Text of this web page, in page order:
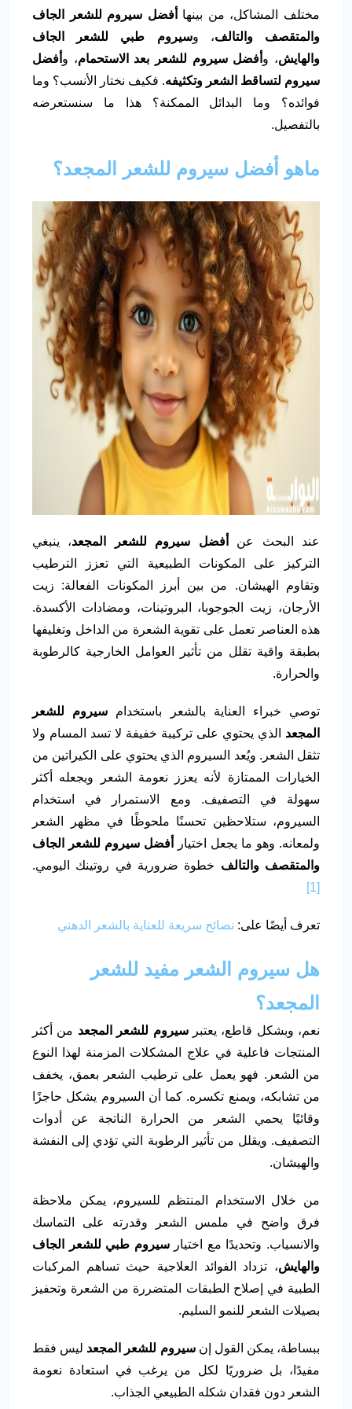
مختلف المشاكل، من بينها
أفضل سيروم للشعر الجاف
والمتقصف والتالف، وسيروم طبي للشعر الجاف
والهايش، و أفضل سيروم للشعر بعد الاستحمام، و أفضل
سيروم لتساقط الشعر وتكثيفه. فكيف نختار الأنسب؟ وما
فوائده؟ وما البدائل الممكنة؟ هذا ما سنستعرضه
بالتفصيل.
ماهو أفضل سيروم للشعر المجعد؟
عند البحث عن أفضل سيروم للشعر المجعد، ينبغي
التركيز على المكونات الطبيعية التي تعزز الترطيب
وتقاوم الهيشان. من بين أبرز المكونات الفعالة: زيت
الأرجان، زيت الجوجوبا، البروتينات، ومضادات الأكسدة.
هذه العناصر تعمل على تقوية الشعرة من الداخل وتغليفها
بطبقة واقية تقلل من تأثير العوامل الخارجية كالرطوبة
والحرارة.
توصي خبراء العناية بالشعر باستخدام سيروم للشعر
المجعد الذي يحتوي على تركيبة خفيفة لا تسد المسام ولا
تثقل الشعر. ويُعد السيروم الذي يحتوي على الكيراتين من
الخيارات الممتازة لأنه يعزز نعومة الشعر ويجعله أكثر
سهولة في التصفيف. ومع الاستمرار في استخدام
السيروم، ستلاحظين تحسنًا ملحوظًا في مظهر الشعر
ولمعانه. وهو ما يجعل اختيار
أفضل سيروم للشعر الجاف
والمتقصف والتالف خطوة ضرورية في روتينك اليومي.
[1]
تعرف أيضًا على: نصائح سريعة للعناية بالشعر الدهني
هل سيروم الشعر مفيد للشعر
المجعد؟
نعم، وبشكل قاطع، يعتبرسيروم للشعر المجعد من أكثر
المنتجات فاعلية في علاج المشكلات المزمنة لهذا النوع
من الشعر. فهو يعمل على ترطيب الشعر بعمق، يخفف
من تشابكه، ويمنع تكسره. كما أن السيروم يشكل حاجزًا
وقائيًا يحمي الشعر من الحرارة الناتجة عن أدوات
التصفيف. ويقلل من تأثير الرطوبة التي تؤدي إلى النفشة
والهيشان.
من خلال الاستخدام المنتظم للسيروم، يمكن ملاحظة
فرق واضح في ملمس الشعر وقدرته على التماسك
والانسياب. وتحديدًا مع اختيارسيروم طبي للشعر الجاف
والهايش، تزداد الفوائد العلاجية حيث تساهم المركبات
الطبية في إصلاح الطبقات المتضررة من الشعرة وتحفيز
بصيلات الشعر للنمو السليم.
ببساطة، يمكن القول إنسيروم للشعر المجعد ليس فقط
مفيدًا، بل ضروريًا لكل من يرغب في استعادة نعومة
الشعر دون فقدان شكله الطبيعي الجذاب.